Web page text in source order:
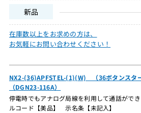
新品
在庫数以上をお求めの方は、
お気軽にお問い合わせください！
NX2-(36)APFSTEL-(1)(W) （36ボタンスタ
（DGN23-116A）
停電時でもアナログ局線を利用して通話が
ルコード【美品】 示名条【未記入】